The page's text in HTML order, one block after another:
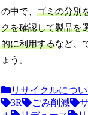
の中で、ゴミの分別
クを確認して製品を
的に利用するなど、
ょう。
リサイクルにつ
3R
ごみ削減